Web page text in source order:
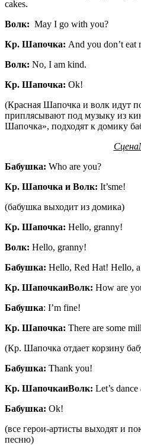
cakes.
Волк: May I go with you?
Кр. Шапочка: And you don’t eat
Волк: No, I am kind.
Кр. Шапочка: Ok!
(Красная Шапочка и волк идут
приплясывают под музыку из
Шапочка», подходят к домику
Сцена
Бабушка: Who are you?
Кр. Шапочка и Волк: It’sme!
(бабушка выходит из домика)
Кр. Шапочка: Hello, granny!
Волк: Hello, granny!
Бабушка: Hello, Red Hat! Hello,
Кр. ШапочкаиВолк: How are
Бабушка: I’m fine!
Кр. Шапочка: There are some
(Кр. Шапочка отдает корзину
Бабушка: Thank you!
Кр. ШапочкаиВолк: Let’s
Бабушка: Ok!
(все герои-артисты выходят и
песню)